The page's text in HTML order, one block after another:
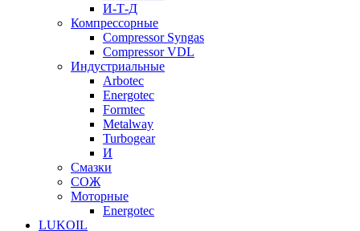
И-Т-Д
Компрессорные
Compressor Syngas
Compressor VDL
Индустриальные
Arbotec
Energotec
Formtec
Metalway
Turbogear
И
Смазки
СОЖ
Моторные
Energotec
LUKOIL